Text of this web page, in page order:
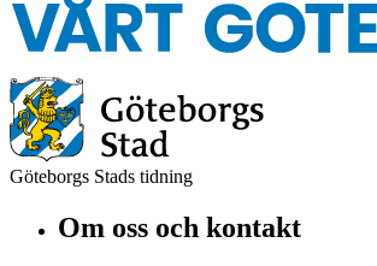
Göteborgs Stads tidning
Om oss och kontakt